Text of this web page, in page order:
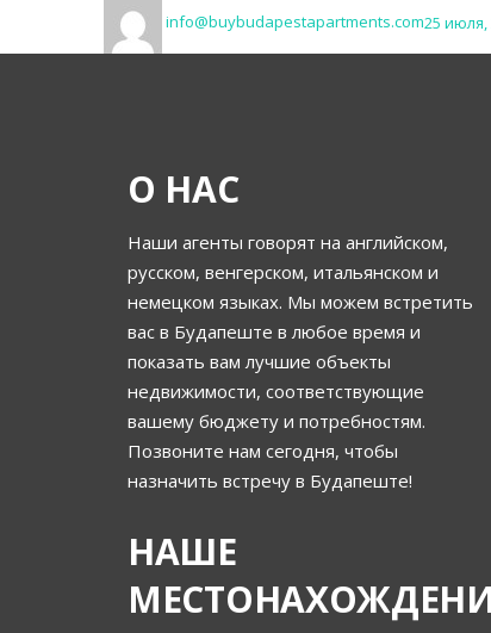
info@buybudapestapartments.comon
25 июля,
О НАС
Наши агенты говорят на английском,
русском, венгерском, итальянском и
немецком языках. Мы можем встретить
вас в Будапеште в любое время и
показать вам лучшие объекты
недвижимости, соответствующие
вашему бюджету и потребностям.
Позвоните нам сегодня, чтобы
назначить встречу в Будапеште!
НАШЕ